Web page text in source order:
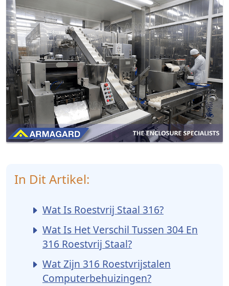
In Dit Artikel:
Wat Is Roestvrij Staal 316?
Wat Is Het Verschil Tussen 304 En
316 Roestvrij Staal?
Wat Zijn 316 Roestvrijstalen
Computerbehuizingen?